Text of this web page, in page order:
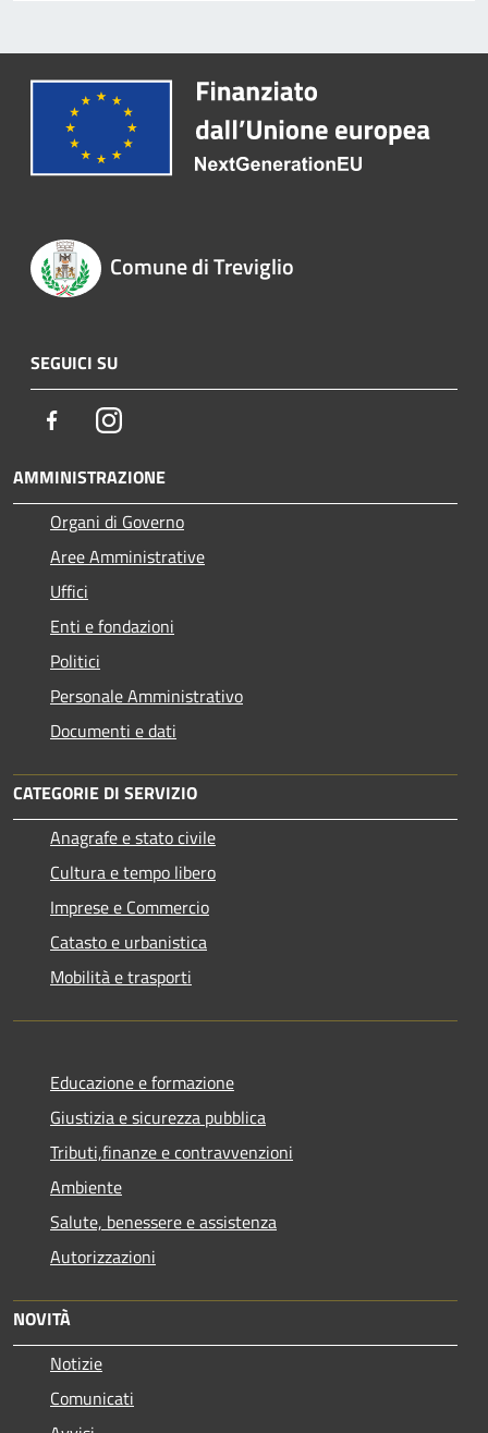
Comune di Treviglio
SEGUICI SU
FacebookInstagram
AMMINISTRAZIONE
Organi di Governo
Aree Amministrative
Uffici
Enti e fondazioni
Politici
Personale Amministrativo
Documenti e dati
CATEGORIE DI SERVIZIO
Anagrafe e stato civile
Cultura e tempo libero
Imprese e Commercio
Catasto e urbanistica
Mobilità e trasporti
Educazione e formazione
Giustizia e sicurezza pubblica
Tributi,finanze e contravvenzioni
Ambiente
Salute, benessere e assistenza
Autorizzazioni
NOVITÀ
Notizie
Comunicati